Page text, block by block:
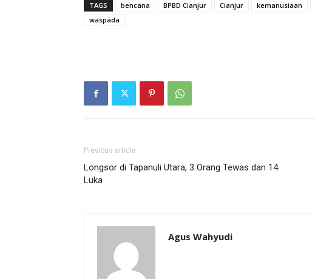
TAGS
bencana BPBD Cianjur Cianjur kemanusiaan
waspada
Previous article
Longsor di Tapanuli Utara, 3 Orang Tewas dan 14
Luka
Agus Wahyudi